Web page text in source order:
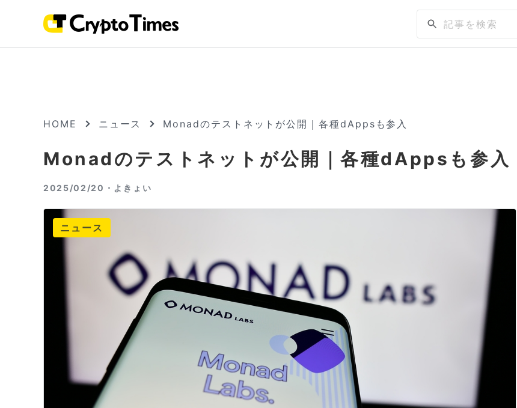
HOME ニュース Monadのテストネットが公開｜各種dAppsも参入
Monadのテストネットが公開｜各種dAppsも参入
2025/02/20・ よきょい
ニュース